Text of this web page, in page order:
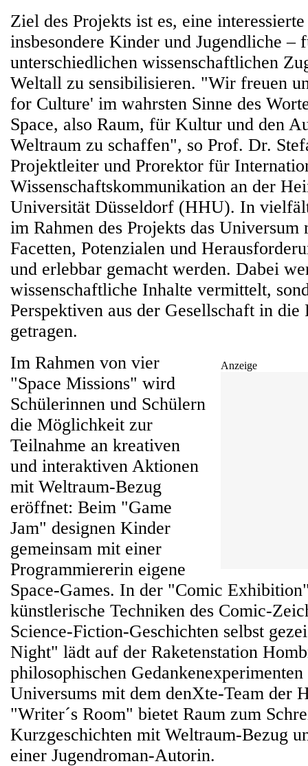
Ziel des Projekts ist es, eine
insbesondere Kinder und Jugendliche –
unterschiedlichen wissenschaftlichen
Weltall zu sensibilisieren. "Wir freuen
for Culture' im wahrsten Sinne des
Space, also Raum, für Kultur und den
Weltraum zu schaffen", so Prof. Dr.
Projektleiter und Prorektor für
Wissenschaftskommunikation an der
Universität Düsseldorf (HHU). In
im Rahmen des Projekts das Universum
Facetten, Potenzialen und
und erlebbar gemacht werden. Dabei
wissenschaftliche Inhalte vermittelt,
Perspektiven aus der Gesellschaft in die
getragen.
Anzeige
Im Rahmen von vier
"Space Missions" wird
Schülerinnen und Schülern
die Möglichkeit zur
Teilnahme an kreativen
und interaktiven Aktionen
mit Weltraum-Bezug
eröffnet: Beim "Game
Jam" designen Kinder
gemeinsam mit einer
Programmiererin eigene
Space-Games. In der "Comic
künstlerische Techniken des Comic-
Science-Fiction-Geschichten selbst
Night" lädt auf der Raketenstation
philosophischen
Universums mit dem denXte-Team der
"Writer´s Room" bietet Raum zum
Kurzgeschichten mit Weltraum-Bezug
einer Jugendroman-Autorin.